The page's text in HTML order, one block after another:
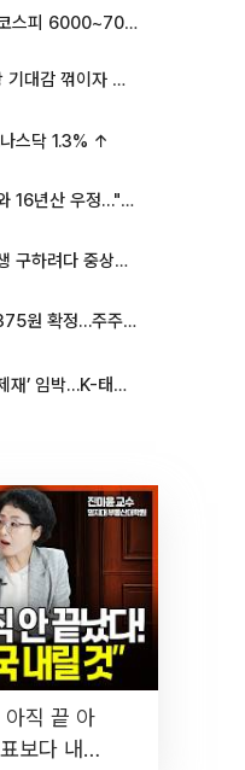
[주간증시전망] 다음주 코스피 6000~7000⋯“外人 수급은 정책이 변수”
뉴욕증시, 연준 금리인상 기대감 꺾이자 상승...S&P500 사상 최고치 [종합]
스닥 1.3% ↑
'나혼산' 류혜영, 고경표와 16년산 우정…"자취방서 부모님과 마주쳐"
'장윤기 사건' 피해 여고생 구하려다 중상…고교생 의상자 지정
SK하이닉스, 분기배당 375원 확정…주주환원책 9월로 앞당겨 발표
美 ‘232조 하이브리드 제재’ 임박…K-태양광, 불확실성 털고 날개 다나
아직 끝 아
보다 내릴